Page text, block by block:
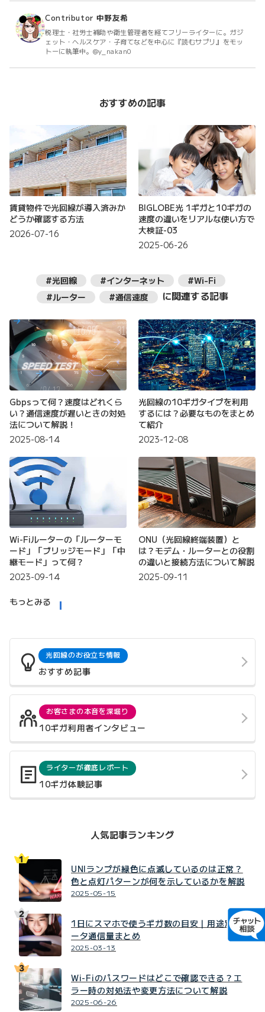
Contributor 中野友希
税理士・社労士補助や衛生管理者を経てフリーライターに。ガジ
ェット・ヘルスケア・子育てなどを中心に『読むサプリ』をモッ
トーに執筆中。@y_nakan0
おすすめの記事
賃貸物件で光回線が導入済みか
どうか確認する方法
2026-07-16
BIGLOBE光 1ギガと10ギガの
速度の違いをリアルな使い方で
大検証-03
2025-06-26
#光回線 #インターネット
#Wi-Fi
#ルーター
#通信速度 に関連する記事
Gbpsって何？速度はどれくら
い？通信速度が遅いときの対処
法について解説！
2025-08-14
光回線の10ギガタイプを利用
するには？必要なものをまとめ
て紹介
2023-12-08
Wi-Fiルーターの「ルーターモ
ード」「ブリッジモード」「中
継モード」って何？
2023-09-14
ONU（光回線終端装置）と
は？モデム・ルーターとの役割
の違いと接続方法について解説
2025-09-11
もっとみる
光回線のお役立ち情報
おすすめ記事
お客さまの本音を深堀り
10ギガ利用者インタビュー
ライターが徹底レポート
10ギガ体験記事
人気記事ランキング
UNIランプが緑色に点滅しているのは正常？
色と点灯パターンが何を示しているかを解説
2025-05-15
1日にスマホで使うギガ数の目安｜用途別デ
ータ通信量まとめ
2025-03-13
Wi-Fiのパスワードはどこで確認できる？エ
ラー時の対処法や変更方法について解説
2025-06-26